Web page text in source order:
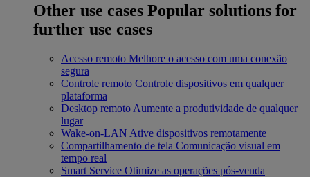
Other use cases Popular solutions for
further use cases
Acesso remoto Melhore o acesso com uma conexão
segura
Controle remoto Controle dispositivos em qualquer
plataforma
Desktop remoto Aumente a produtividade de qualquer
lugar
Wake-on-LAN Ative dispositivos remotamente
Compartilhamento de tela Comunicação visual em
tempo real
Smart Service Otimize as operações pós-venda